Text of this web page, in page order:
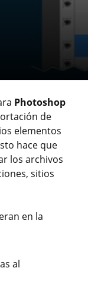
Photoshop
de
elementos
hace que
los archivos
sitios
en la
al